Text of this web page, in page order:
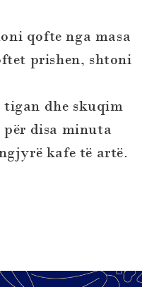
qofte nga masa
prishen, shtoni
dhe skuqim
për disa minuta
kafe të artë.